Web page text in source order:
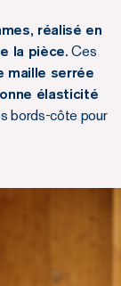
réalisé en
la pièce. Ces
maille serrée
élasticité
bords-côte pour